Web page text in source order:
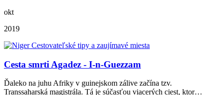
okt
2019
Cesta smrti Agadez - I-n-Guezzam
Ďaleko na juhu Afriky v guinejskom zálive začína tzv.
Transsaharská magistrála. Tá je súčasťou viacerých ciest, ktor…